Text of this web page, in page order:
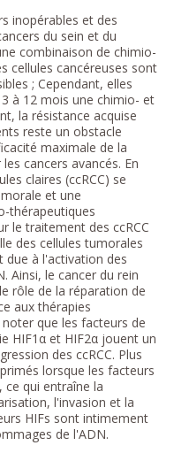
inopérables et des
du sein et du
combinaison de chimio-
cellules cancéreuses sont
; Cependant, elles
à 12 mois une chimio- et
la résistance acquise
reste un obstacle
maximale de la
cancers avancés. En
claires (ccRCC) se
et une
thérapeutiques
le traitement des ccRCC
des cellules tumorales
due à l'activation des
Ainsi, le cancer du rein
rôle de la réparation de
aux thérapies
que les facteurs de
HIF1α et HIF2α jouent un
des ccRCC. Plus
lorsque les facteurs
ce qui entraîne la
l'invasion et la
HIFs sont intimement
de l'ADN.